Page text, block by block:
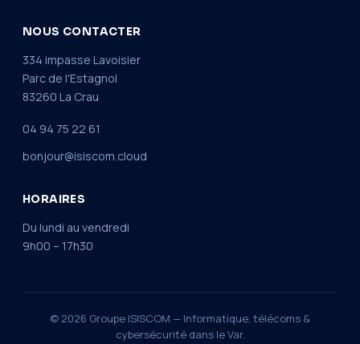
NOUS CONTACTER
334 impasse Lavoisier
Parc de l'Estagnol
83260 La Crau
04 94 75 22 61
bonjour@isiscom.cloud
HORAIRES
Du lundi au vendredi
9h00 – 17h30
© 2026 Groupe ISISCOM — Informatique, télécoms &
cybersécurité dans le Var.